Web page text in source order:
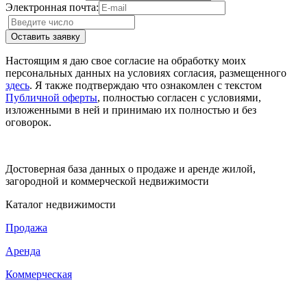
Электронная почта:
Настоящим я даю свое согласие на обработку моих
персональных данных на условиях согласия, размещенного
здесь. Я также подтверждаю что ознакомлен с текстом
Публичной оферты, полностью согласен с условиями,
изложенными в ней и принимаю их полностью и без
оговорок.
Достоверная база данных о продаже и аренде жилой,
загородной и коммерческой недвижимости
Каталог недвижимости
Продажа
Аренда
Коммерческая